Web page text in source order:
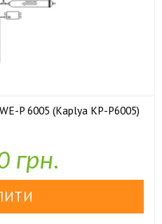
P 6005 (Kaplya KP-P6005)
грн.